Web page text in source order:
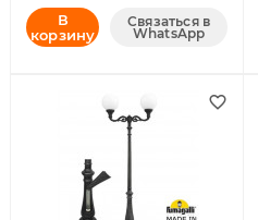
В
корзину
Связаться в
WhatsApp